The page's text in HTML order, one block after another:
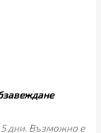
5 дни. Възможно е